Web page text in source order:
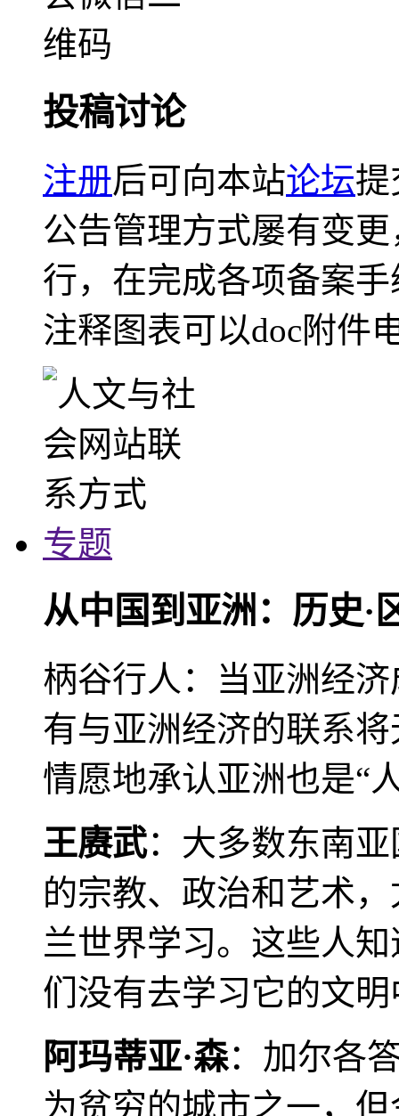
投稿讨论
注册后可向本站论坛提
公告管理方式屡有变
行，在完成各项备案
注释图表可以doc附件
专题
从中国到亚洲：历史·
柄谷行人：当亚洲经
有与亚洲经济的联系
情愿地承认亚洲也是“
王赓武：大多数东南
的宗教、政治和艺术
兰世界学习。这些人
们没有去学习它的文
阿玛蒂亚·森：加尔各
为贫穷的城市之一，